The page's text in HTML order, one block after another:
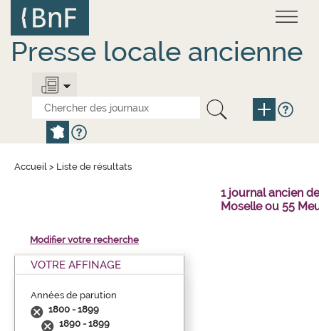
contenu
principal
Presse locale ancienne
Accueil > Liste de résultats
1 journal ancien
Moselle ou 55
Modifier votre recherche
VOTRE AFFINAGE
Années de parution
1800 - 1899
1890 - 1899
Panneau de gestion des cookies